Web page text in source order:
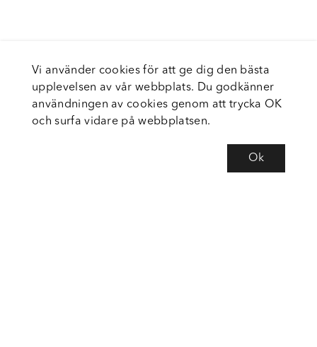
Vi använder cookies för att ge dig den bästa
upplevelsen av vår webbplats. Du godkänner
användningen av cookies genom att trycka OK
och surfa vidare på webbplatsen.
Ok